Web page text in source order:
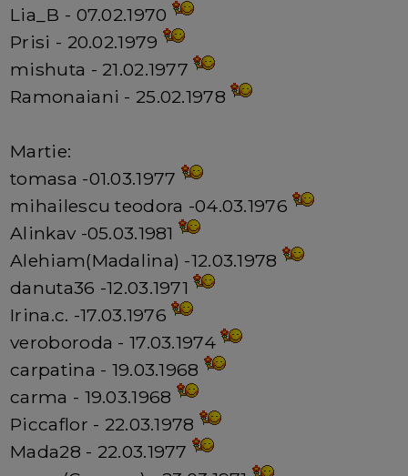
Lia_B - 07.02.1970
Prisi - 20.02.1979
mishuta - 21.02.1977
Ramonaiani - 25.02.1978
Martie:
tomasa -01.03.1977
mihailescu teodora -04.03.1976
Alinkav -05.03.1981
Alehiam(Madalina) -12.03.1978
danuta36 -12.03.1971
Irina.c. -17.03.1976
veroboroda - 17.03.1974
carpatina - 19.03.1968
carma - 19.03.1968
Piccaflor - 22.03.1978
Mada28 - 22.03.1977